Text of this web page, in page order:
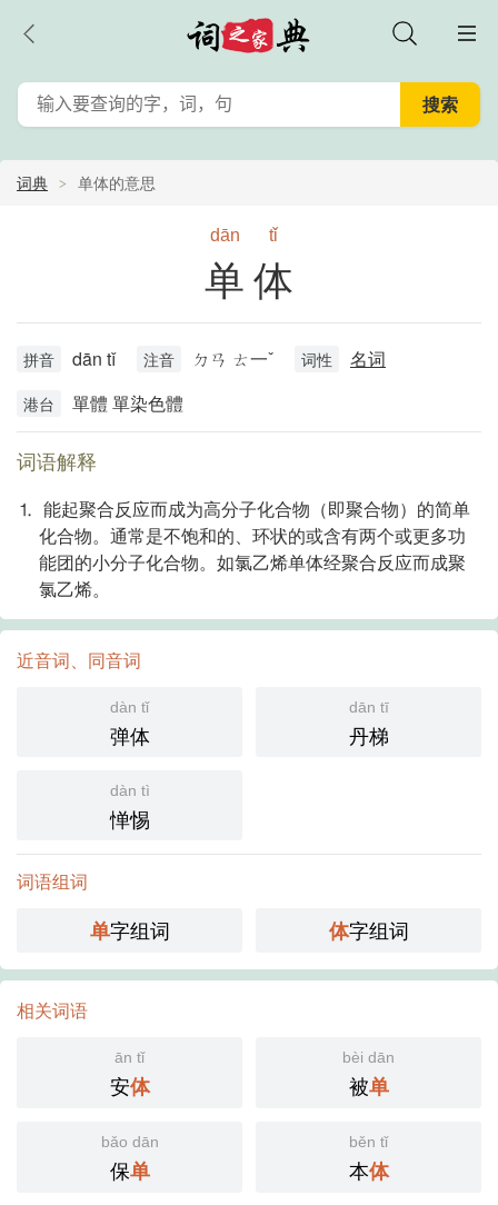
词典 单体的意思
dān tǐ
单体
拼音 dān tǐ 注音 ㄉㄢ ㄊ一ˇ 词性 名词
港台 單體 單染色體
词语解释
⒈ 能起聚合反应而成为高分子化合物（即聚合物）的简单
化合物。通常是不饱和的、环状的或含有两个或更多功
能团的小分子化合物。如氯乙烯单体经聚合反应而成聚
氯乙烯。
近音词、同音词
dàn tǐ
弹体
dān tī
丹梯
dàn tì
惮惕
词语组词
单字组词 体字组词
相关词语
ān tǐ
安体
bèi dān
被单
bǎo dān
保单
běn tǐ
本体